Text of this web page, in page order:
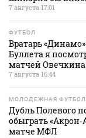
7 августа 17:01
ФУТБОЛ
Вратарь
Буллета я
матчей
7 августа 16:44
МОЛОДЕЖНАЯ
Дубль Полевого
обыграть
матче МФЛ